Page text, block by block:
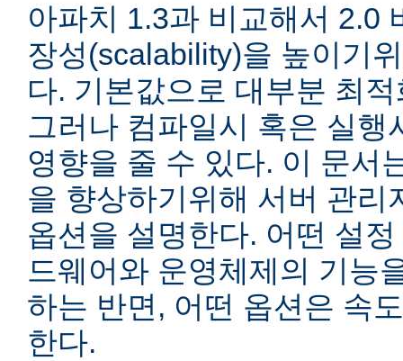
아파치 1.3과 비교해서 2.0
장성(scalability)을 높이기
다. 기본값으로 대부분 최
그러나 컴파일시 혹은 실행
영향을 줄 수 있다. 이 문서
을 향상하기위해 서버 관리
옵션을 설명한다. 어떤 설
드웨어와 운영체제의 기능
하는 반면, 어떤 옵션은 속
한다.